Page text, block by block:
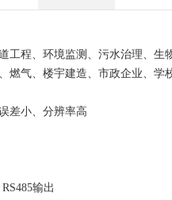
程、环境监测、污水治理、生
燃气、楼宇建造、市政企业、学
差小、分辨率高
输出